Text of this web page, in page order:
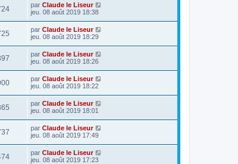
par Claude le Liseur
jeu. 08 août 2019 18:38
par Claude le Liseur
jeu. 08 août 2019 18:29
par Claude le Liseur
jeu. 08 août 2019 18:26
par Claude le Liseur
jeu. 08 août 2019 18:22
par Claude le Liseur
jeu. 08 août 2019 18:01
par Claude le Liseur
jeu. 08 août 2019 17:49
par Claude le Liseur
jeu. 08 août 2019 17:23